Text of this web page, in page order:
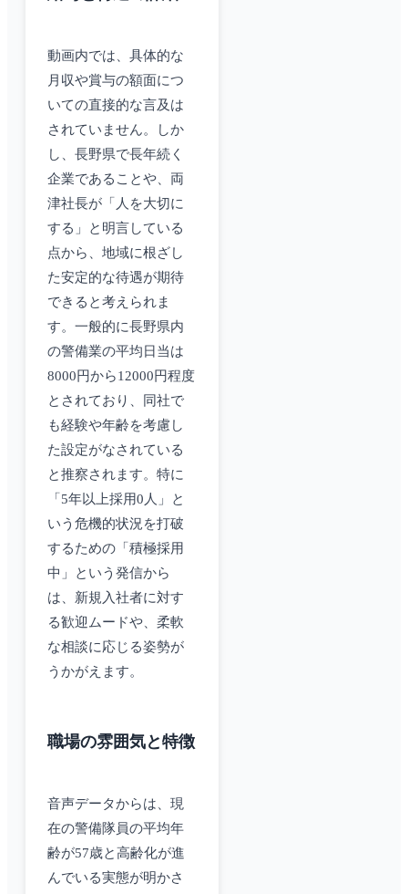
動画内では、具体的な
月収や賞与の額面につ
いての直接的な言及は
されていません。しか
し、長野県で長年続く
企業であることや、両
津社長が「人を大切に
する」と明言している
点から、地域に根ざし
た安定的な待遇が期待
できると考えられま
す。一般的に長野県内
の警備業の平均日当は
8000円から12000円程度
とされており、同社で
も経験や年齢を考慮し
た設定がなされている
と推察されます。特に
「5年以上採用0人」と
いう危機的状況を打破
するための「積極採用
中」という発信から
は、新規入社者に対す
る歓迎ムードや、柔軟
な相談に応じる姿勢が
うかがえます。
職場の雰囲気と特徴
音声データからは、現
在の警備隊員の平均年
齢が57歳と高齢化が進
んでいる実態が明かさ